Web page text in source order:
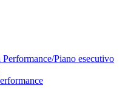
Performance/Piano esecutivo